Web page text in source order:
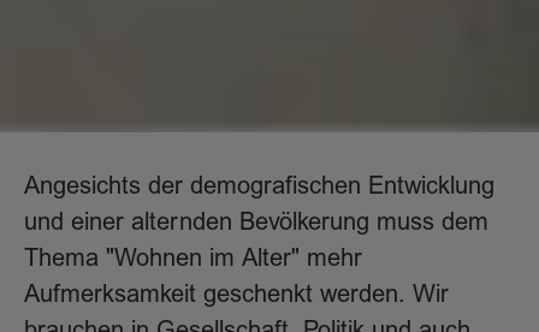
Angesichts der demografischen Entwicklung
und einer alternden Bevölkerung muss dem
Thema "Wohnen im Alter" mehr
Aufmerksamkeit geschenkt werden. Wir